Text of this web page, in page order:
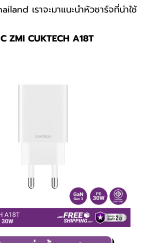
เราจะมาแนะนำหัวชาร์จที่น่าใช้
ZMI CUKTECH A18T